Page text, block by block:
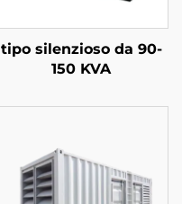
tipo silenzioso da 90-
150 KVA